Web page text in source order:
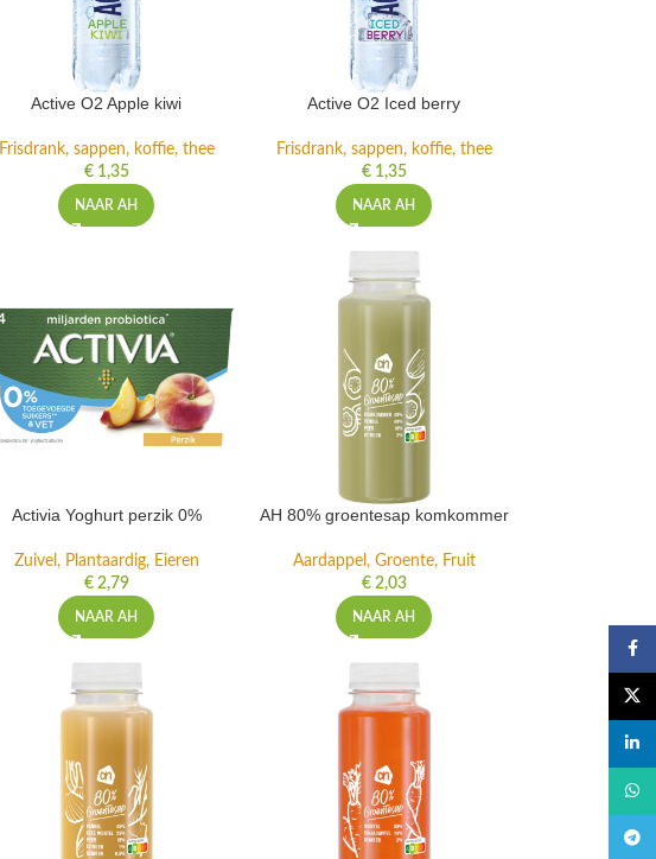
Active O2 Apple kiwi
Frisdrank, sappen, koffie, thee
€1,35
NAAR AH
Active O2 Iced berry
Frisdrank, sappen, koffie, thee
€1,35
NAAR AH
Activia Yoghurt perzik 0%
Zuivel, Plantaardig, Eieren
€2,79
NAAR AH
AH 80% groentesap komkommer
Aardappel, Groente, Fruit
€2,03
NAAR AH